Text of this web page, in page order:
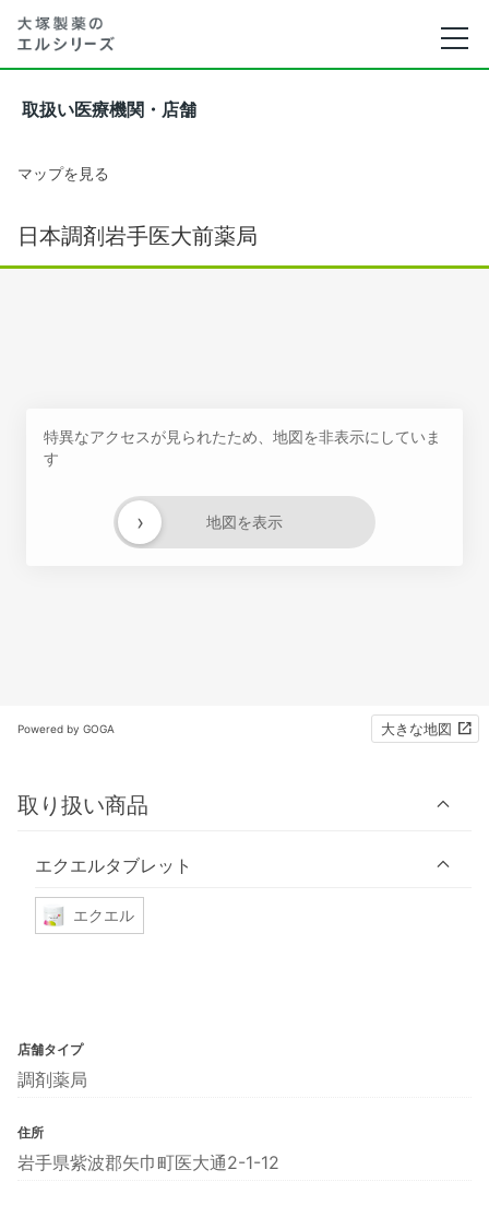
取扱い医療機関・店舗
マップを見る
日本調剤岩手医大前薬局
特異なアクセスが見られたため、地図を非表示にしていま
す
地図を表示
›
Powered by GOGA 大きな地図
取り扱い商品
エクエルタブレット
エクエル
店舗タイプ
調剤薬局
住所
岩手県紫波郡矢巾町医大通2-1-12